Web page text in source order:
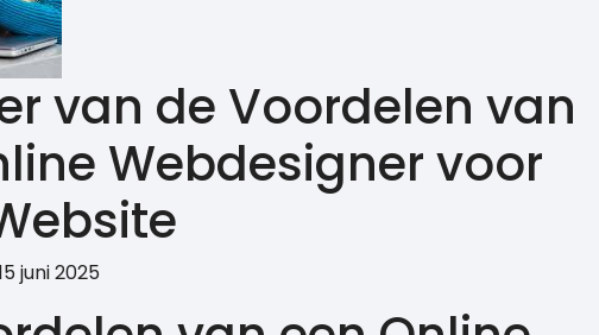
van de Voordelen van
Webdesigner voor
juni 2025